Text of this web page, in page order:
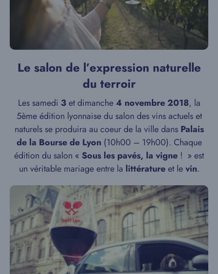
Le salon de l’expression naturelle
du terroir
Les samedi 3et dimanche4 novembre 2018, la
5ème édition lyonnaise du salon des vins actuels et
naturels se produira au coeur de la ville dans Palais
de la Bourse de Lyon(10h00 – 19h00). Chaque
édition du salon « Sous les pavés, la vigne ! » est
un véritable mariage entre la littératureet levin.